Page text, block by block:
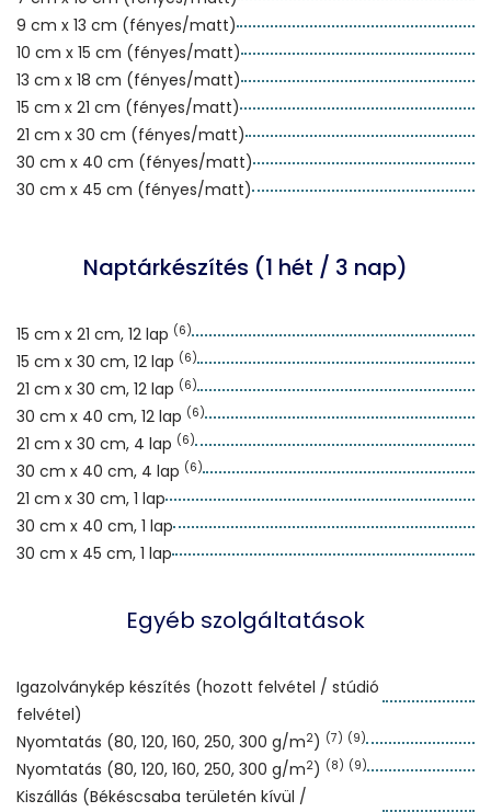
9 cm x 13 cm (fényes/matt)
10 cm x 15 cm (fényes/matt)
13 cm x 18 cm (fényes/matt)
15 cm x 21 cm (fényes/matt)
21 cm x 30 cm (fényes/matt)
30 cm x 40 cm (fényes/matt)
30 cm x 45 cm (fényes/matt)
Naptárkészítés (1 hét / 3 nap)
15 cm x 21 cm, 12 lap (6)
15 cm x 30 cm, 12 lap (6)
21 cm x 30 cm, 12 lap (6)
30 cm x 40 cm, 12 lap (6)
21 cm x 30 cm, 4 lap (6)
30 cm x 40 cm, 4 lap (6)
21 cm x 30 cm, 1 lap
30 cm x 40 cm, 1 lap
30 cm x 45 cm, 1 lap
Egyéb szolgáltatások
Igazolványkép készítés (hozott felvétel / stúdió
felvétel)
Nyomtatás (80, 120, 160, 250, 300 g/m2) (7) (9)
Nyomtatás (80, 120, 160, 250, 300 g/m2) (8) (9)
Kiszállás (Békéscsaba területén kívül /